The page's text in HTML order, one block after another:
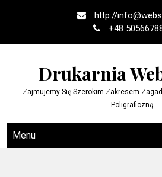
http://
+48
Drukarnia
Zajmujemy Się Szerokim Zakresem
Poligraficzną.
Menu